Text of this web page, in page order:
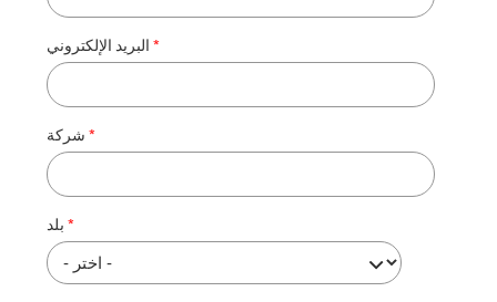
البريد الإلكتروني
شركة
بلد